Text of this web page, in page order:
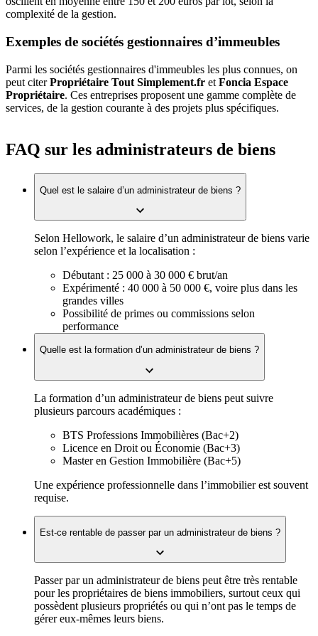
complexité de la gestion.
Exemples de sociétés gestionnaires d’immeubles
Parmi les sociétés gestionnaires d'immeubles les plus connues, on
peut citerPropriétaire Tout Simplement.fr et Foncia Espace
Propriétaire. Ces entreprises proposent une gamme complète de
services, de la gestion courante à des projets plus spécifiques.
FAQ sur les administrateurs de biens
Quel est le salaire d’un administrateur de biens ?
Selon Hellowork, le salaire d’un administrateur de biens varie
selon l’expérience et la localisation :
Débutant : 25 000 à 30 000 € brut/an
Expérimenté : 40 000 à 50 000 €, voire plus dans les
grandes villes
Possibilité de primes ou commissions selon
performance
Quelle est la formation d’un administrateur de biens ?
La formation d’un administrateur de biens peut suivre
plusieurs parcours académiques :
BTS Professions Immobilières (Bac+2)
Licence en Droit ou Économie (Bac+3)
Master en Gestion Immobilière (Bac+5)
Une expérience professionnelle dans l’immobilier est souvent
requise.
Est-ce rentable de passer par un administrateur de biens ?
Passer par un administrateur de biens peut être très rentable
pour les propriétaires de biens immobiliers, surtout ceux qui
possèdent plusieurs propriétés ou qui n’ont pas le temps de
gérer eux-mêmes leurs biens.